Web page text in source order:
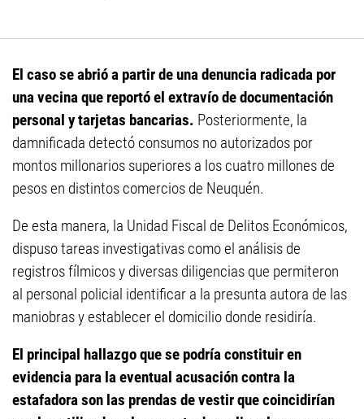
El caso se abrió a partir de una denuncia radicada por
una vecina que reportó el extravío de documentación
personal y tarjetas bancarias. Posteriormente, la
damnificada detectó consumos no autorizados por
montos millonarios superiores a los cuatro millones de
pesos en distintos comercios de Neuquén.
De esta manera, la Unidad Fiscal de Delitos Económicos,
dispuso tareas investigativas como el análisis de
registros fílmicos y diversas diligencias que permiteron
al personal policial identificar a la presunta autora de las
maniobras y establecer el domicilio donde residiría.
El principal hallazgo que se podría constituir en
evidencia para la eventual acusación contra la
estafadora son las prendas de vestir que coincidirían